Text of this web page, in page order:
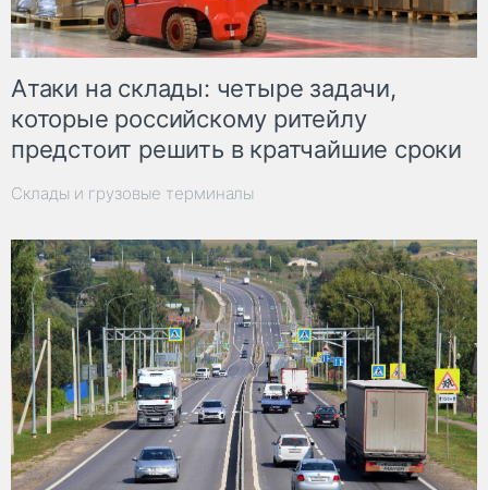
Атаки на склады: четыре задачи,
которые российскому ритейлу
предстоит решить в кратчайшие сроки
Склады и грузовые терминалы